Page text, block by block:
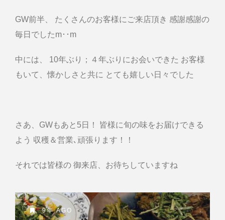
GW前半、 たくさんのお客様にご来店頂き 感謝感謝の
毎日でしたm･･m
中には、 10年ぶり；４年ぶりにお会いできた お客様
もいて、懐かしさと共に とても嬉しい日々でした
さあ、GWもあと5日！ 皆様に旬の味をお届けできる
よう 収穫＆営業､頑張ります！！
それでは皆様の 御来店、お待ちしていますね
9年 AGO